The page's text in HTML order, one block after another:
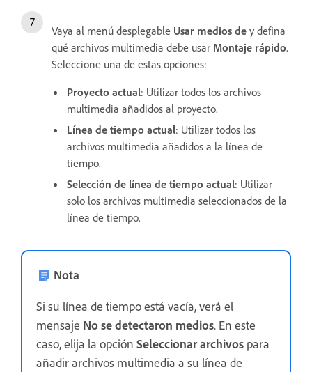
Vaya al menú desplegable Usar medios de y defina
qué archivos multimedia debe usar Montaje rápido.
Seleccione una de estas opciones:
Proyecto actual: Utilizar todos los archivos
multimedia añadidos al proyecto.
Línea de tiempo actual: Utilizar todos los
archivos multimedia añadidos a la línea de
tiempo.
Selección de línea de tiempo actual: Utilizar
solo los archivos multimedia seleccionados de la
línea de tiempo.
Nota
Si su línea de tiempo está vacía, verá el
mensaje No se detectaron medios. En este
caso, elija la opción Seleccionar archivos para
añadir archivos multimedia a su línea de